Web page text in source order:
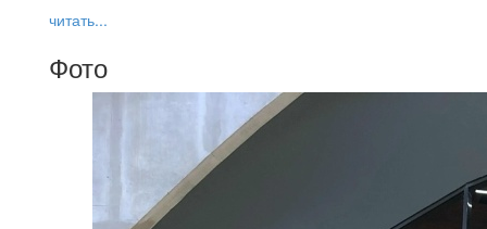
читать...
Фото